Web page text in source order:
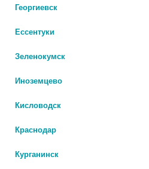
РЕКТ
В КОРЗИНУ
Георгиевск
Ессентуки
Зеленокумск
Иноземцево
Кисловодск
Краснодар
Курганинск